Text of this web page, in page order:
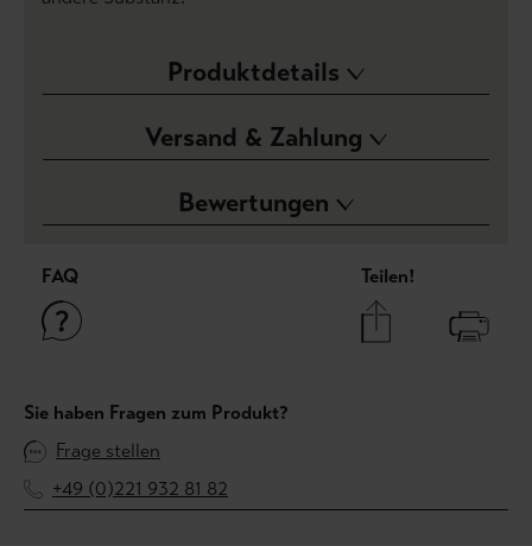
Produktdetails
Versand & Zahlung
Bewertungen
FAQ Teilen!
Sie haben Fragen zum Produkt?
Frage stellen
+49 (0)221 932 81 82